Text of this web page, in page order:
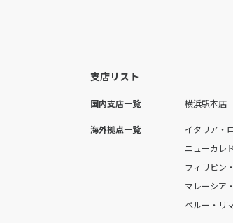
支店リスト
国内支店一覧 横浜駅本店
海外拠点一覧 イタリア・
ニューカレ
フィリピン
マレーシア
ペルー・リ